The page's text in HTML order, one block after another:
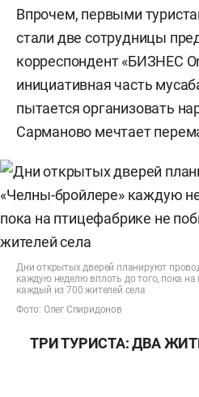
Впрочем, первыми
стали две сотрудницы
корреспондент «БИЗНЕС
инициативная часть
пытается организовать
Сарманово мечтает
Дни открытых дверей планируют
каждую неделю вплоть до того, пока
каждый из 700 жителей села
Фото: Олег Спиридонов
ТРИ ТУРИСТА: ДВА